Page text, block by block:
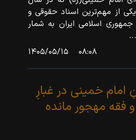
یکی از مهم‌ترین اسناد حقوقی و
جمهوری اسلامی ایران به شمار
۱۴۰۵/۰۵/۱۵
۰۸:۰۸
امام خمینی در غبارِ
فقه مهجور مانده